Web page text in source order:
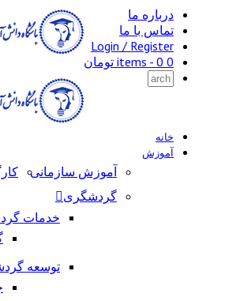
درباره ما
تماس با ما
Login / Register
0 items -
0 تومان
خانه
آموزش
آموزش سازمانی
گردشگری
خدمات
توسعه